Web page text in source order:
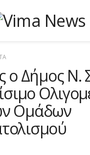
ο Δήμος
Ομάδων